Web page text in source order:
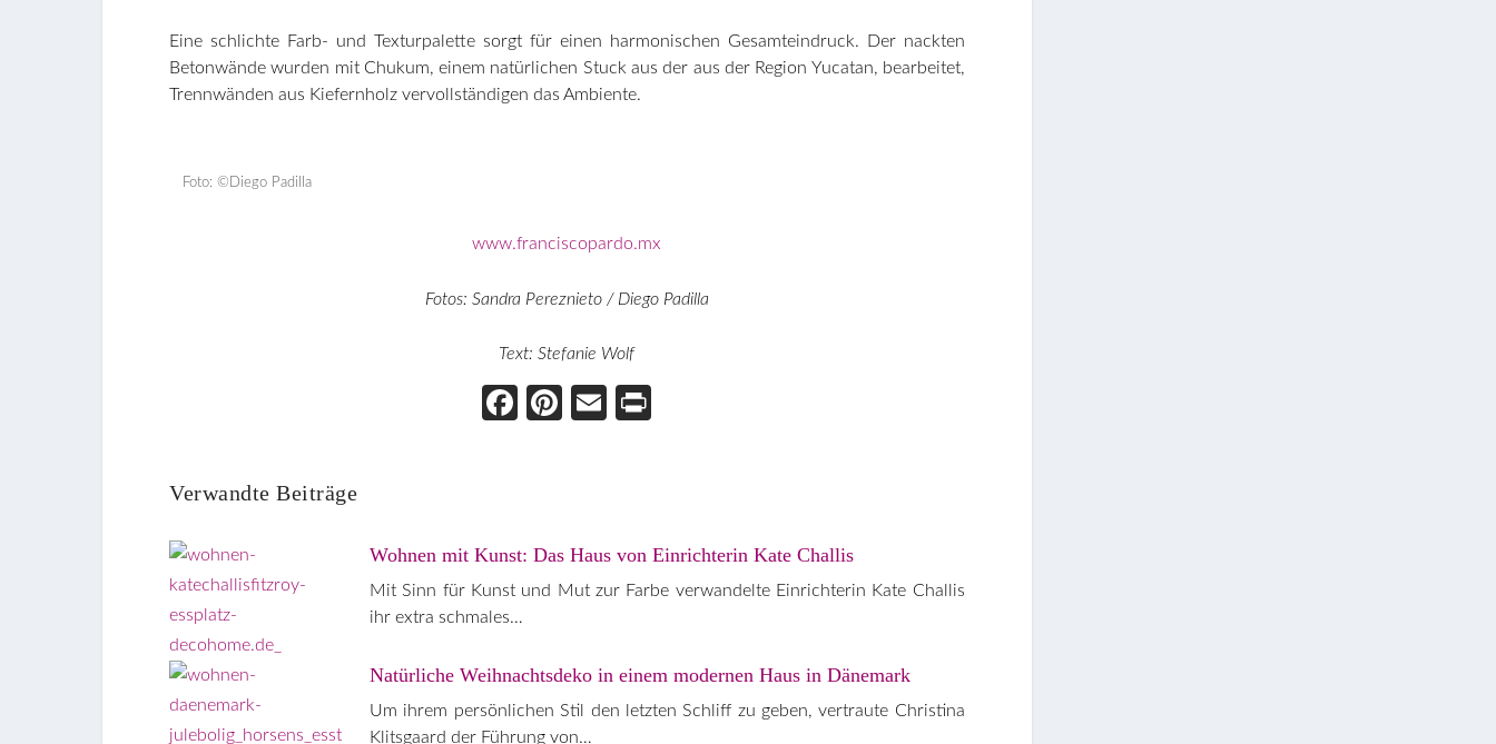
Eine schlichte Farb- und Texturpalette sorgt für einen harmonischen Gesamteindruck. Der nackten
Betonwände wurden mit Chukum, einem natürlichen Stuck aus der aus der Region Yucatan, bearbeitet,
Trennwänden aus Kiefernholz vervollständigen das Ambiente.
Foto: ©Diego Padilla
www.franciscopardo.mx
Fotos: Sandra Pereznieto / Diego Padilla
Text: Stefanie Wolf
Face
Pint
Ema
Verwandte Beiträge
Wohnen mit Kunst: Das Haus von Einrichterin Kate Challis
Mit Sinn für Kunst und Mut zur Farbe verwandelte Einrichterin Kate Challis
ihr extra schmales…
Natürliche Weihnachtsdeko in einem modernen Haus in Dänemark
Um ihrem persönlichen Stil den letzten Schliff zu geben, vertraute Christina
Klitsgaard der Führung von…